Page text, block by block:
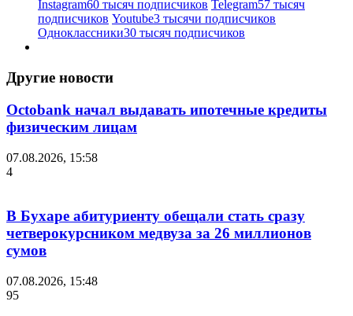
Instagram60 тысяч подписчиков Telegram57 тысяч
подписчиков Youtube3 тысячи подписчиков
Одноклассники30 тысяч подписчиков
Другие новости
Octobank начал выдавать ипотечные кредиты
физическим лицам
07.08.2026, 15:58
4
В Бухаре абитуриенту обещали стать сразу
четверокурсником медвуза за 26 миллионов
сумов
07.08.2026, 15:48
95